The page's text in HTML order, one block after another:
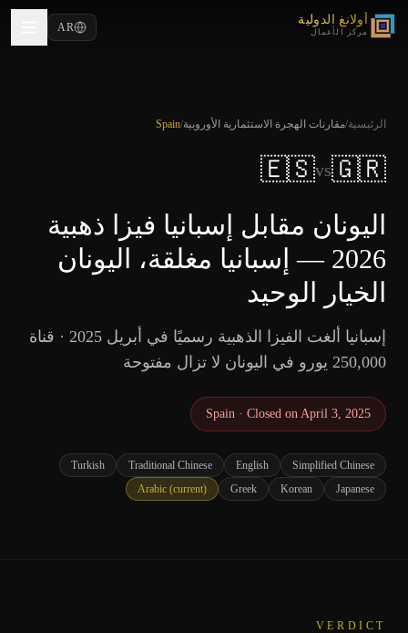
أولانغ الدولية
مركز الأعمال AR
الرئيسية/مقارنات الهجرة الاستثمارية الأوروبية/
Spain
🇬🇷
vs
🇪🇸
اليونان مقابل إسبانيا فيزا ذهبية
2026 — إسبانيا مغلقة، اليونان
الخيار الوحيد
إسبانيا ألغت الفيزا الذهبية رسميًا في أبريل 2025 · قناة
250,000 يورو في اليونان لا تزال مفتوحة
Spain · Closed on April 3, 2025
Simplified Chinese
English
Traditional Chinese
Turkish
Japanese
Korean
Greek
Arabic (current)
VERDICT